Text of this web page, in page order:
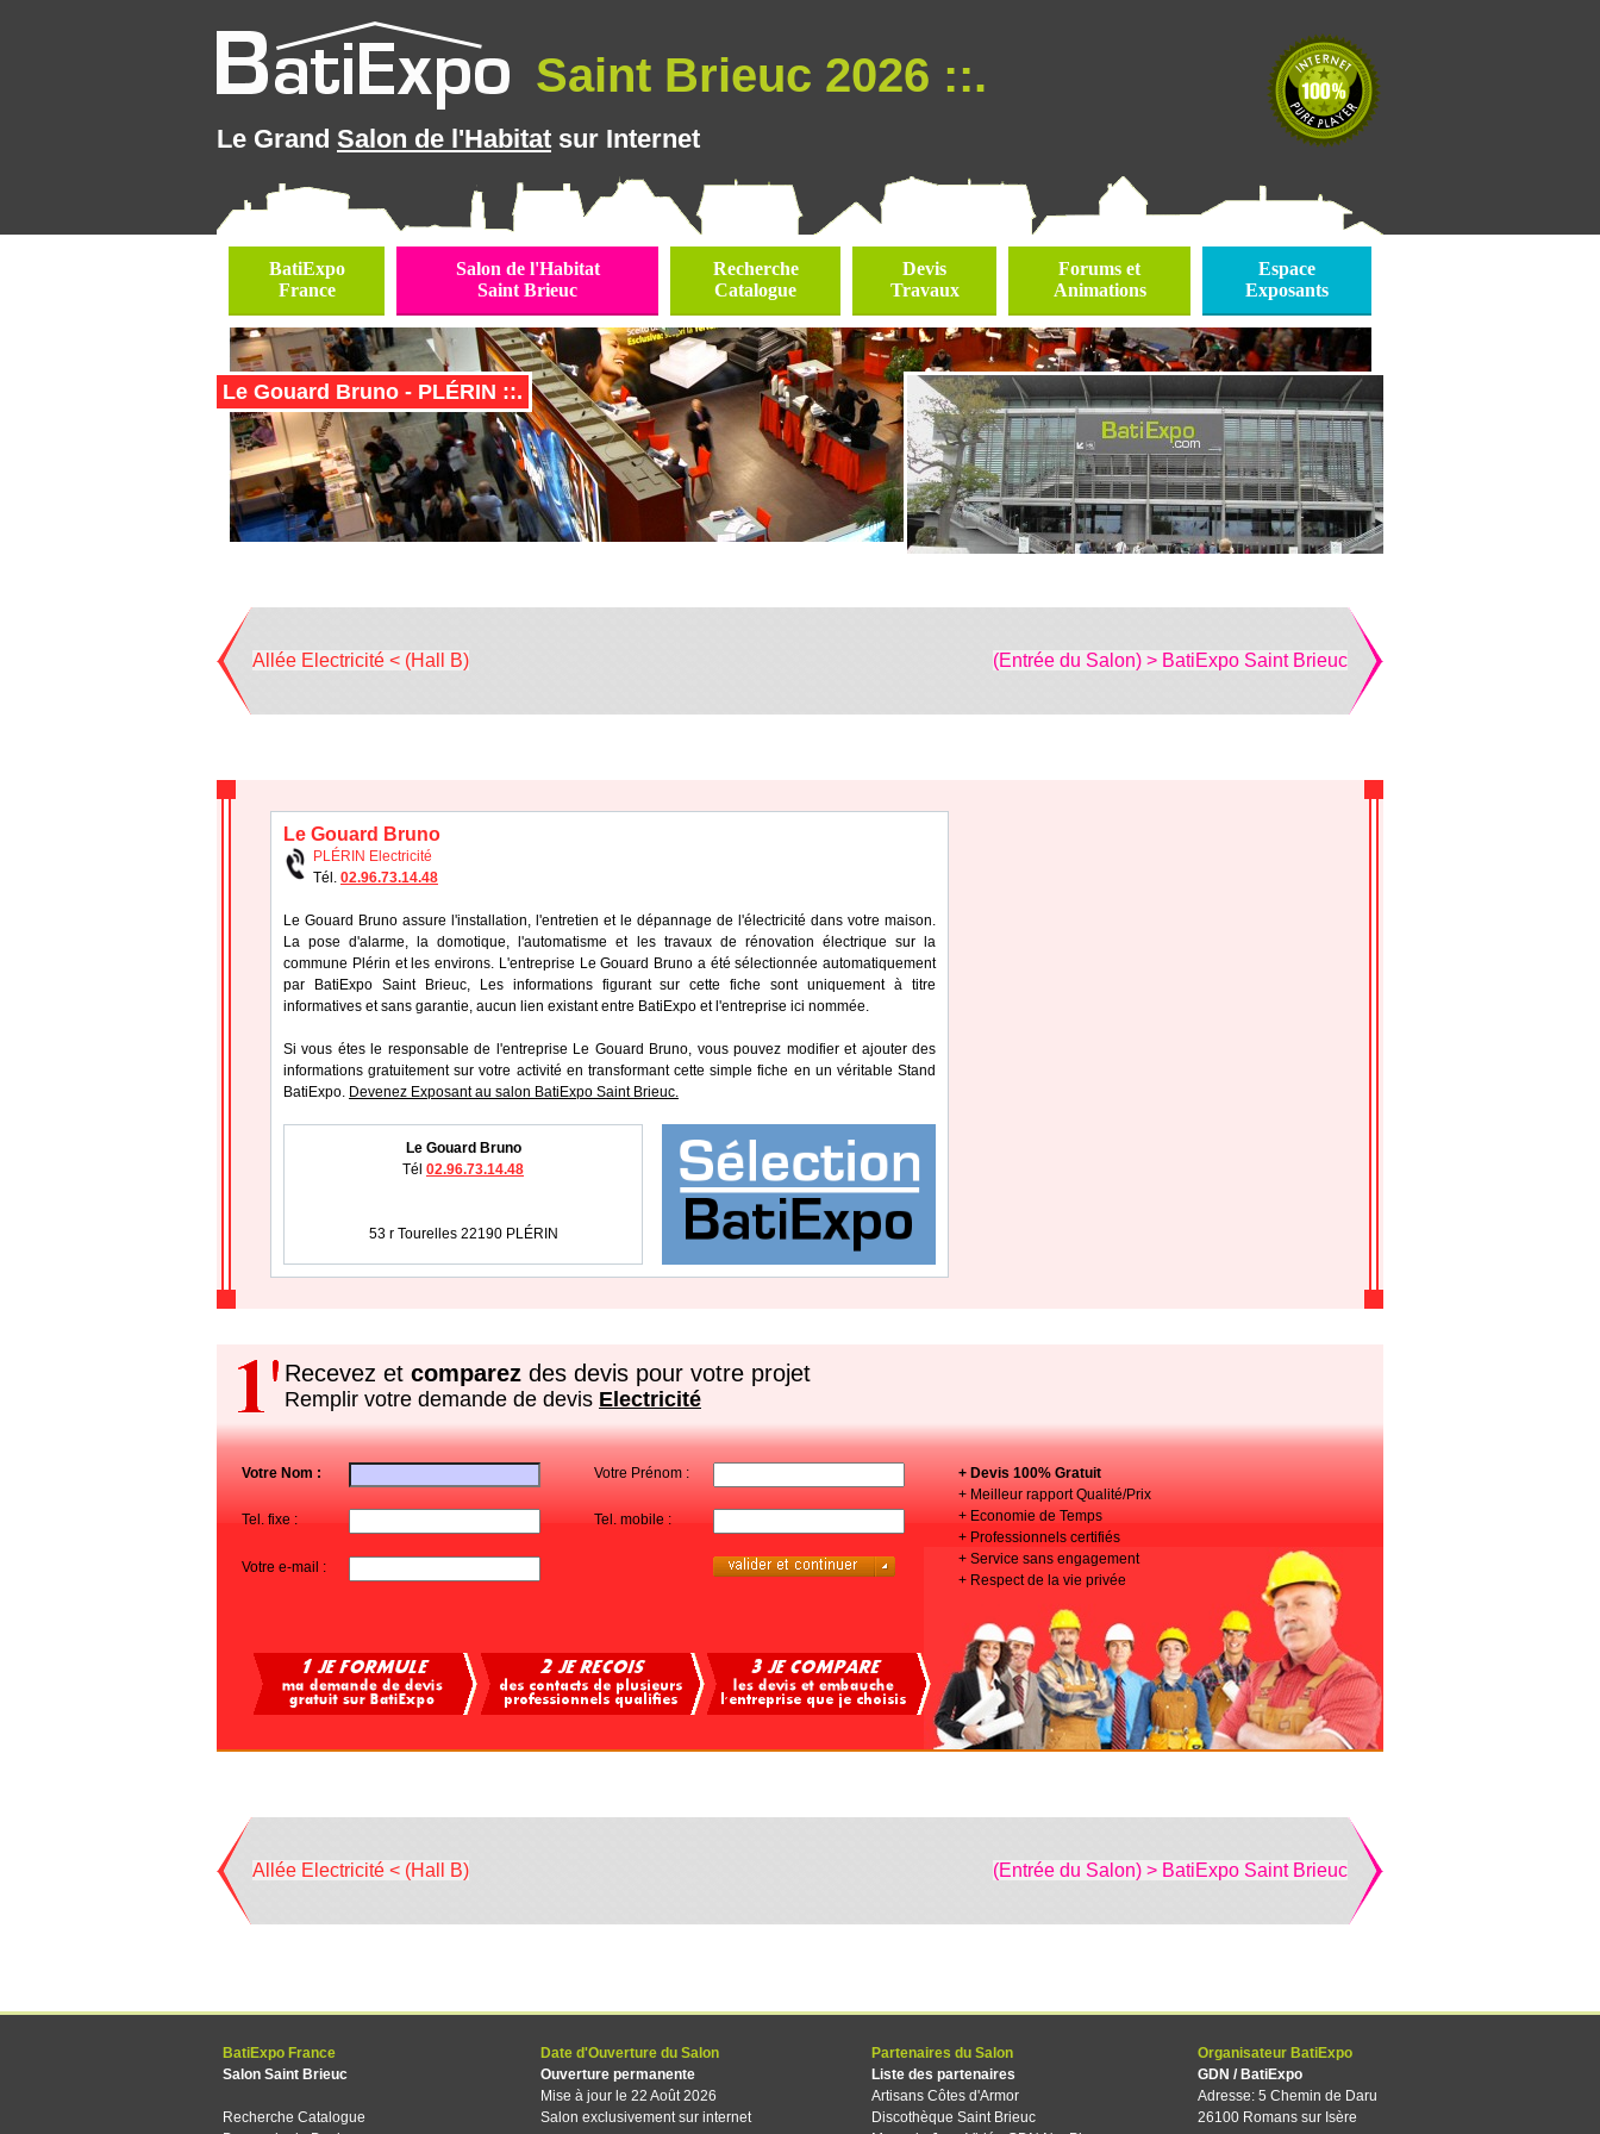
Saint Brieuc 2026 ::.
Le Grand Salon de l'Habitat sur Internet
BatiExpo
France
Salon de l'Habitat
Saint Brieuc
Recherche
Catalogue
Devis
Travaux
Forums et
Animations
Espace
Exposants
Le Gouard Bruno - PLÉRIN ::.
Allée Electricité < (Hall B) (Entrée du Salon) > BatiExpo Saint Brieuc
Le Gouard Bruno
PLÉRIN Electricité
Tél. 02.96.73.14.48
Le Gouard Bruno assure l'installation, l'entretien et le dépannage de l'électricité dans votre maison.
La pose d'alarme, la domotique, l'automatisme et les travaux de rénovation électrique sur la
commune Plérin et les environs. L'entreprise Le Gouard Bruno a été sélectionnée automatiquement
par BatiExpo Saint Brieuc, Les informations figurant sur cette fiche sont uniquement à titre
informatives et sans garantie, aucun lien existant entre BatiExpo et l'entreprise ici nommée.
Si vous étes le responsable de l'entreprise Le Gouard Bruno, vous pouvez modifier et ajouter des
informations gratuitement sur votre activité en transformant cette simple fiche en un véritable Stand
BatiExpo. Devenez Exposant au salon BatiExpo Saint Brieuc.
Le Gouard Bruno
Tél 02.96.73.14.48
53 r Tourelles 22190 PLÉRIN
Recevez et comparez des devis pour votre projet
Remplir votre demande de devis Electricité
Votre Nom : Votre Prénom :
+ Devis 100% Gratuit
+ Meilleur rapport Qualité/Prix
+ Economie de Temps
+ Professionnels certifiés
+ Service sans engagement
+ Respect de la vie privée
Tel. fixe : Tel. mobile :
Votre e-mail :
Allée Electricité < (Hall B) (Entrée du Salon) > BatiExpo Saint Brieuc
BatiExpo France
Salon Saint Brieuc
Recherche Catalogue
Date d'Ouverture du Salon
Ouverture permanente
Mise à jour le 22 Août 2026
Salon exclusivement sur internet
Partenaires du Salon
Liste des partenaires
Artisans Côtes d'Armor
Discothèque Saint Brieuc
Organisateur BatiExpo
GDN / BatiExpo
Adresse: 5 Chemin de Daru
26100 Romans sur Isère